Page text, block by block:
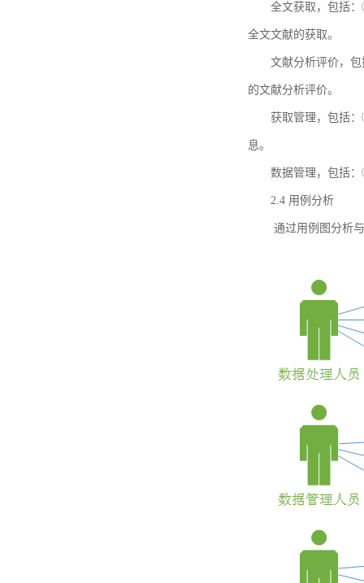
全文获取，包括
全文文献的获取。
文献分析评价，
的文献分析评价。
获取管理，包括
息。
数据管理，包括
2.4 用例分析
通过用例图分析